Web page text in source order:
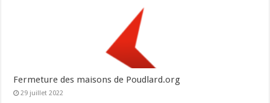
Fermeture des maisons de Poudlard.org
29 juillet 2022